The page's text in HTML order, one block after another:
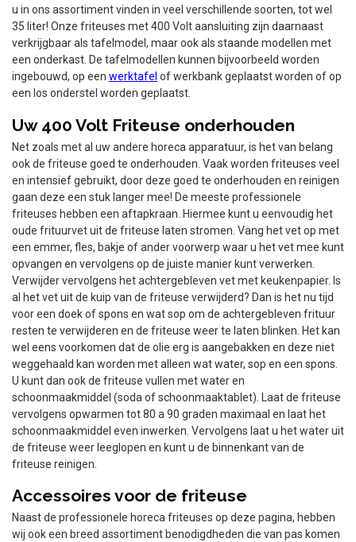
u in ons assortiment vinden in veel verschillende soorten, tot wel
35 liter! Onze friteuses met 400 Volt aansluiting zijn daarnaast
verkrijgbaar als tafelmodel, maar ook als staande modellen met
een onderkast. De tafelmodellen kunnen bijvoorbeeld worden
ingebouwd, op een werktafel of werkbank geplaatst worden of op
een los onderstel worden geplaatst.
Uw 400 Volt Friteuse onderhouden
Net zoals met al uw andere horeca apparatuur, is het van belang
ook de friteuse goed te onderhouden. Vaak worden friteuses veel
en intensief gebruikt, door deze goed te onderhouden en reinigen
gaan deze een stuk langer mee! De meeste professionele
friteuses hebben een aftapkraan. Hiermee kunt u eenvoudig het
oude frituurvet uit de friteuse laten stromen. Vang het vet op met
een emmer, fles, bakje of ander voorwerp waar u het vet mee kunt
opvangen en vervolgens op de juiste manier kunt verwerken.
Verwijder vervolgens het achtergebleven vet met keukenpapier. Is
al het vet uit de kuip van de friteuse verwijderd? Dan is het nu tijd
voor een doek of spons en wat sop om de achtergebleven frituur
resten te verwijderen en de friteuse weer te laten blinken. Het kan
wel eens voorkomen dat de olie erg is aangebakken en deze niet
weggehaald kan worden met alleen wat water, sop en een spons.
U kunt dan ook de friteuse vullen met water en
schoonmaakmiddel (soda of schoonmaaktablet). Laat de friteuse
vervolgens opwarmen tot 80 a 90 graden maximaal en laat het
schoonmaakmiddel even inwerken. Vervolgens laat u het water uit
de friteuse weer leeglopen en kunt u de binnenkant van de
friteuse reinigen.
Accessoires voor de friteuse
Naast de professionele horeca friteuses op deze pagina, hebben
wij ook een breed assortiment benodigdheden die van pas komen